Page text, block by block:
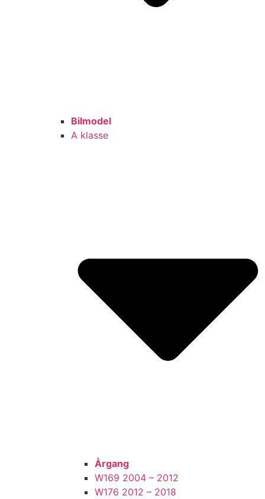
Bilmodel
A klasse
Årgang
W169 2004 – 2012
W176 2012 – 2018